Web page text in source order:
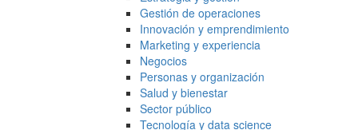
Gestión de operaciones
Innovación y emprendimiento
Marketing y experiencia
Negocios
Personas y organización
Salud y bienestar
Sector público
Tecnología y data science